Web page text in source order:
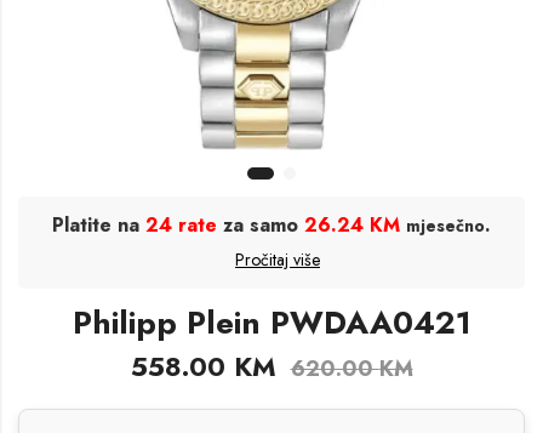
Platite na 24 rate za samo 26.24 KM mjesečno.
Pročitaj više
Philipp Plein PWDAA0421
558.00 KM 620.00KM